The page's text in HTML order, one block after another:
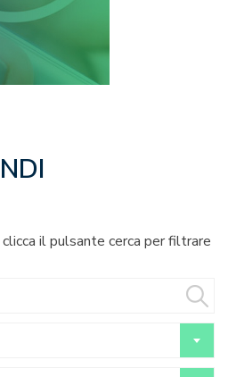
il pulsante cerca per filtrare